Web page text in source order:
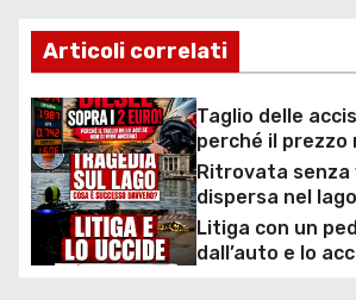
i
g
a
z
i
o
Articoli correlati
Taglio delle
perché il prezzo
sopra i 2 euro
sconto deciso
Ritrovata senza
dispersa nel
ore di ricerche
sommozzatori
Litiga con un
dall’auto e lo